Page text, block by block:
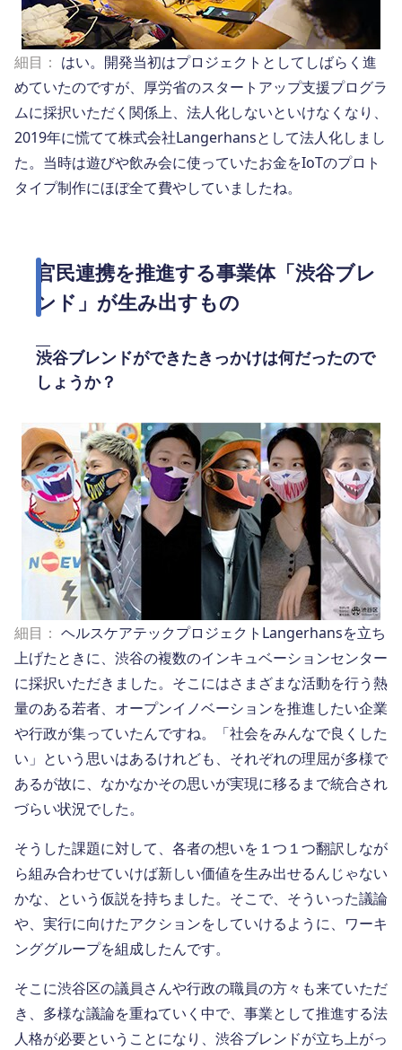
細目： はい。開発当初はプロジェクトとしてしばらく進
めていたのですが、厚労省のスタートアップ支援プログラ
ムに採択いただく関係上、法人化しないといけなくなり、
2019年に慌てて株式会社Langerhansとして法人化しまし
た。当時は遊びや飲み会に使っていたお金をIoTのプロト
タイプ制作にほぼ全て費やしていましたね。
官民連携を推進する事業体「渋谷ブレ
ンド」が生み出すもの
渋谷ブレンドができたきっかけは何だったので
しょうか？
細目： ヘルスケアテックプロジェクトLangerhansを立ち
上げたときに、渋谷の複数のインキュベーションセンター
に採択いただきました。そこにはさまざまな活動を行う熱
量のある若者、オープンイノベーションを推進したい企業
や行政が集っていたんですね。「社会をみんなで良くした
い」という思いはあるけれども、それぞれの理屈が多様で
あるが故に、なかなかその思いが実現に移るまで統合され
づらい状況でした。
そうした課題に対して、各者の想いを１つ１つ翻訳しなが
ら組み合わせていけば新しい価値を生み出せるんじゃない
かな、という仮説を持ちました。そこで、そういった議論
や、実行に向けたアクションをしていけるように、ワーキ
ンググループを組成したんです。
そこに渋谷区の議員さんや行政の職員の方々も来ていただ
き、多様な議論を重ねていく中で、事業として推進する法
人格が必要ということになり、渋谷ブレンドが立ち上がっ